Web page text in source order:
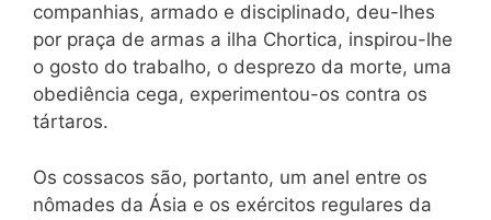
companhias, armado e disciplinado, deu-lhes
por praça de armas a ilha Chortica, inspirou-lhe
o gosto do trabalho, o desprezo da morte, uma
obediência cega, experimentou-os contra os
tártaros.
Os cossacos são, portanto, um anel entre os
nômades da Ásia e os exércitos regulares da